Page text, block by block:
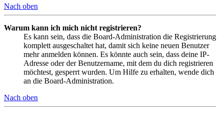
Nach oben
Warum kann ich mich nicht registrieren?
Es kann sein, dass die Board-Administration die Registrierung
komplett ausgeschaltet hat, damit sich keine neuen Benutzer
mehr anmelden können. Es könnte auch sein, dass deine IP-
Adresse oder der Benutzername, mit dem du dich registrieren
möchtest, gesperrt wurden. Um Hilfe zu erhalten, wende dich
an die Board-Administration.
Nach oben